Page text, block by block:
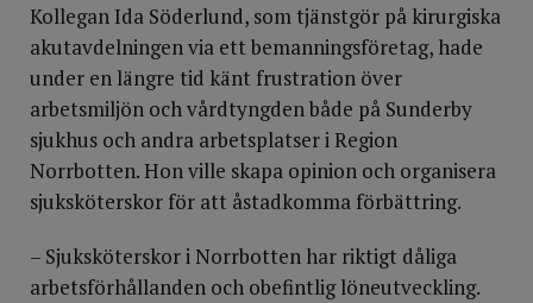
Kollegan Ida Söderlund, som tjänstgör på kirurgiska
akutavdelningen via ett bemanningsföretag, hade
under en längre tid känt frustration över
arbetsmiljön och vårdtyngden både på Sunderby
sjukhus och andra arbetsplatser i Region
Norrbotten. Hon ville skapa opinion och organisera
sjuksköterskor för att åstadkomma förbättring.
– Sjuksköterskor i Norrbotten har riktigt dåliga
arbetsförhållanden och obefintlig löneutveckling.